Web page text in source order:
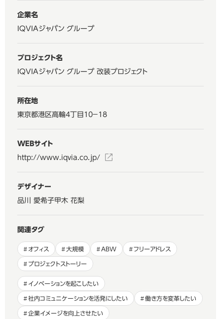
企業名
IQVIAジャパン グループ
プロジェクト名
IQVIAジャパン グループ 改装プロジェクト
所在地
東京都港区高輪4丁目10−18
WEBサイト
http://www.iqvia.co.jp/
デザイナー
品川 愛希子甲木 花梨
関連タグ
オフィス 大規模 ABW フリーアドレス
プロジェクトストーリー
イノベーションを起こしたい
社内コミュニケーションを活発にしたい 働き方を変革したい
企業イメージを向上させたい